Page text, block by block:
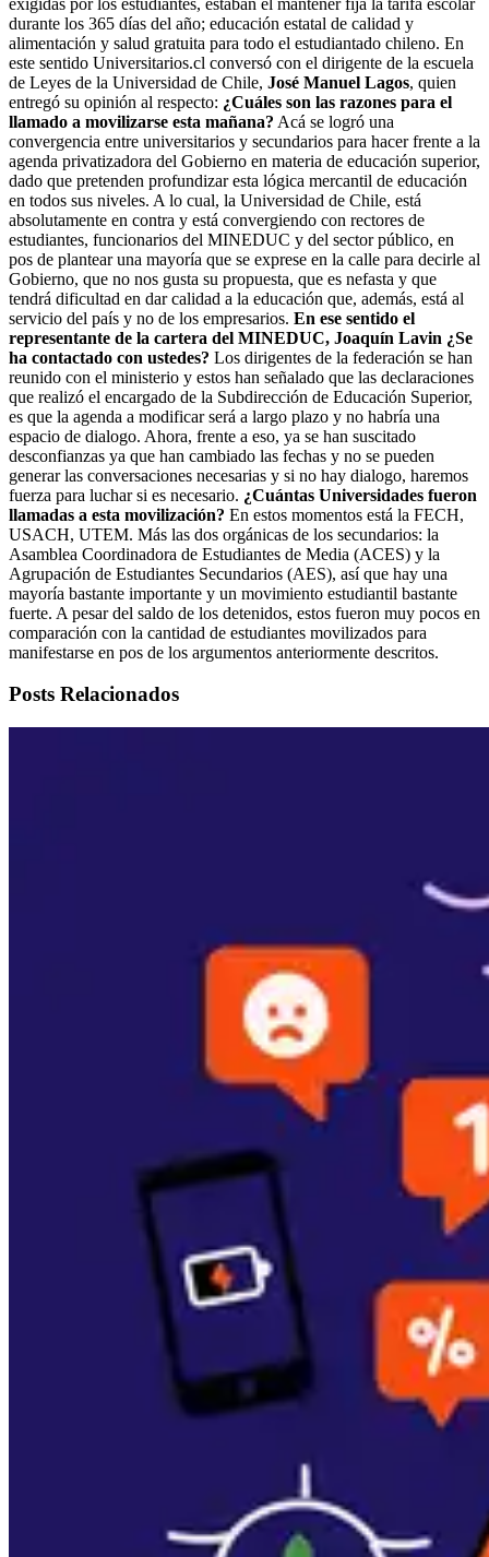
durante los 365 días del año; educación estatal de calidad y
alimentación y salud gratuita para todo el estudiantado chileno. En
este sentido Universitarios.cl conversó con el dirigente de la escuela
de Leyes de la Universidad de Chile, José Manuel Lagos, quien
entregó su opinión al respecto: ¿Cuáles son las razones para el
llamado a movilizarse esta mañana? Acá se logró una
convergencia entre universitarios y secundarios para hacer frente a la
agenda privatizadora del Gobierno en materia de educación superior,
dado que pretenden profundizar esta lógica mercantil de educación
en todos sus niveles. A lo cual, la Universidad de Chile, está
absolutamente en contra y está convergiendo con rectores de
estudiantes, funcionarios del MINEDUC y del sector público, en
pos de plantear una mayoría que se exprese en la calle para decirle al
Gobierno, que no nos gusta su propuesta, que es nefasta y que
tendrá dificultad en dar calidad a la educación que, además, está al
servicio del país y no de los empresarios. En ese sentido el
representante de la cartera del MINEDUC, Joaquín Lavin ¿Se
ha contactado con ustedes? Los dirigentes de la federación se han
reunido con el ministerio y estos han señalado que las declaraciones
que realizó el encargado de la Subdirección de Educación Superior,
es que la agenda a modificar será a largo plazo y no habría una
espacio de dialogo. Ahora, frente a eso, ya se han suscitado
desconfianzas ya que han cambiado las fechas y no se pueden
generar las conversaciones necesarias y si no hay dialogo, haremos
fuerza para luchar si es necesario. ¿Cuántas Universidades fueron
llamadas a esta movilización? En estos momentos está la FECH,
USACH, UTEM. Más las dos orgánicas de los secundarios: la
Asamblea Coordinadora de Estudiantes de Media (ACES) y la
Agrupación de Estudiantes Secundarios (AES), así que hay una
mayoría bastante importante y un movimiento estudiantil bastante
fuerte. A pesar del saldo de los detenidos, estos fueron muy pocos en
comparación con la cantidad de estudiantes movilizados para
manifestarse en pos de los argumentos anteriormente descritos.
Posts Relacionados